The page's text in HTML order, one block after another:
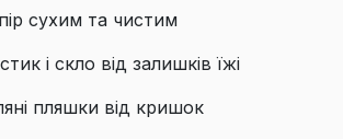
сухим та чистим
і скло від залишків їжі
пляшки від кришок